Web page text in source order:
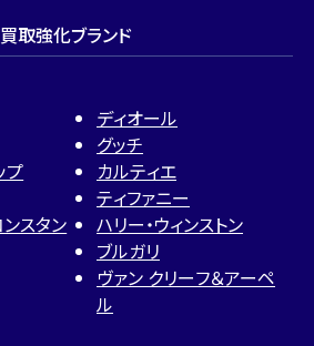
買取強化ブランド
プ
ンスタン
ディオール
グッチ
カルティエ
ティファニー
ハリー・ウィンストン
ブルガリ
ヴァン クリーフ＆アーペ
ル